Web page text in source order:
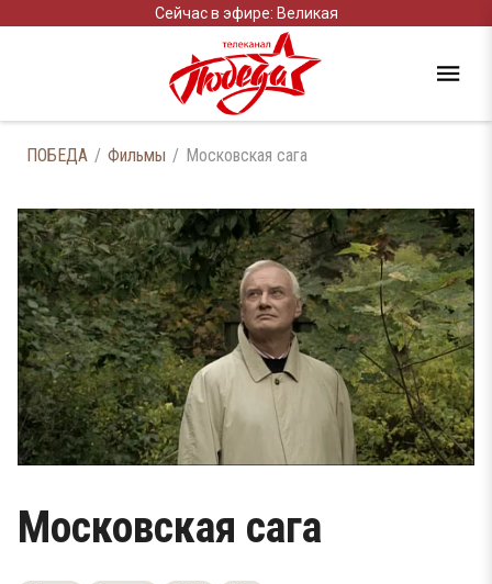
Сейчас в эфире: Великая
ПОБЕДА Фильмы Московская сага
Московская сага